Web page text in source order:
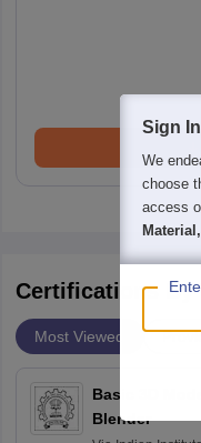
Certifications By
Most Viewed
Basic 3D
Blender
Sign
We
choose
access